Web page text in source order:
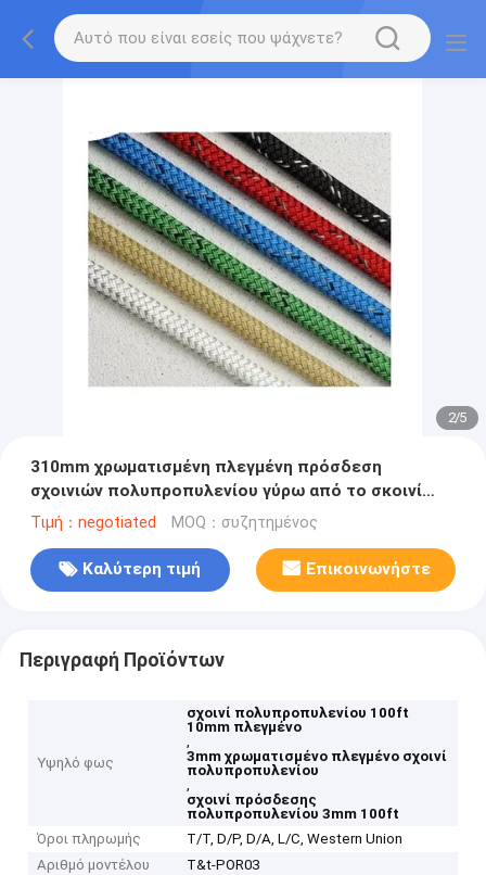
2/5
310mm χρωματισμένη πλεγμένη πρόσδεση
σχοινιών πολυπροπυλενίου γύρω από το σκοινί
100ft
Τιμή：negotiated MOQ：συζητημένος
Καλύτερη τιμή Επικοινωνήστε
Περιγραφή Προϊόντων
Υψηλό φως
σχοινί πολυπροπυλενίου 100ft
10mm πλεγμένο
,
3mm χρωματισμένο πλεγμένο σχοινί
πολυπροπυλενίου
,
σχοινί πρόσδεσης
πολυπροπυλενίου 3mm 100ft
Όροι πληρωμής
T/T, D/P, D/A, L/C, Western Union
Αριθμό μοντέλου
T&t-POR03